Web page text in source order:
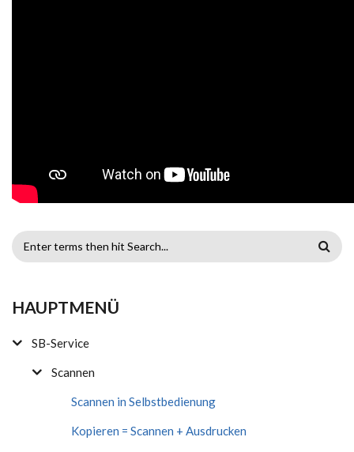
SUCHFORMULAR
HAUPTMENÜ
SB-Service
Scannen
Scannen in Selbstbedienung
Kopieren = Scannen + Ausdrucken